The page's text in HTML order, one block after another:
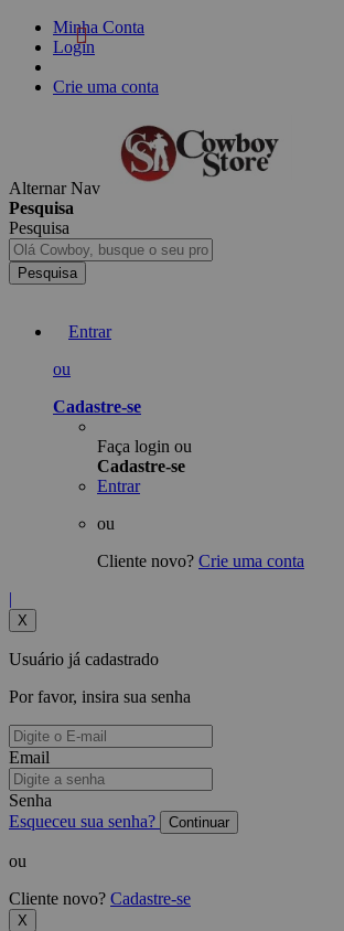
Minha Conta
Login
Crie uma conta
Alternar Nav
Pesquisa
Pesquisa
Pesquisa
Entrar
ou
Cadastre-se
Faça login ou
Cadastre-se
Entrar
ou
Cliente novo? Crie uma conta
|
X
Usuário já cadastrado
Por favor, insira sua senha
Email
Senha
Esqueceu sua senha?
Continuar
ou
Cliente novo? Cadastre-se
X